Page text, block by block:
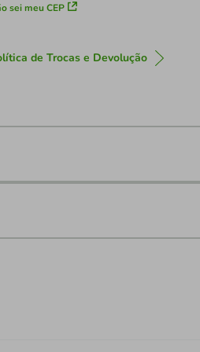
sei meu CEP
de Trocas e Devolução